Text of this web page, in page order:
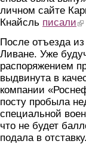
личном сайте
Кнайсль писали
После отъезда
Ливане. Уже
распоряжением
выдвинута в
компании
посту пробыла
специальной
что не будет
подала в отставку.